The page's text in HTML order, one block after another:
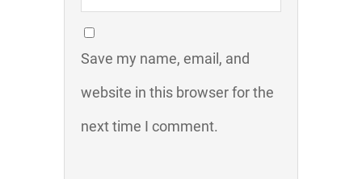
Save my name, email, and
website in this browser for the
next time I comment.